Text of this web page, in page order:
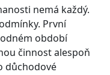
nemá každý.
První
období
činnost alespoň
důchodové